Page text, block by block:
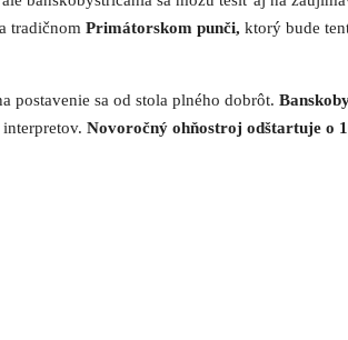
tradičnom Primátorskom punči, ktorý bude
postavenie sa od stola plného dobrôt.
Novoročný ohňostroj odštartuje o